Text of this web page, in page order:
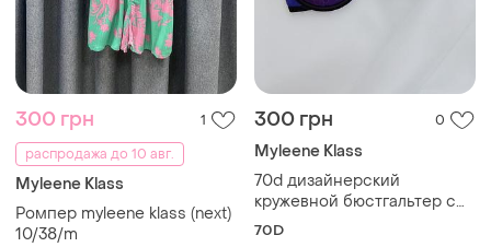
300 грн
1
распродажа до 10 авг.
Myleene Klass
Ромпер myleene klass (next)
10/38/m
300 грн 0
Myleene Klass
70d дизайнерский
кружевной бюстгальтер с
пуртупеей myleene klass
70D